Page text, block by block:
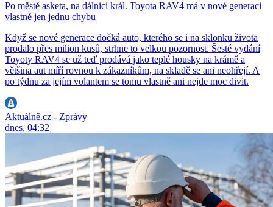
Po městě asketa, na dálnici král. Toyota RAV4 má v nové generaci
vlastně jen jednu chybu
Když se nové generace dočká auto, kterého se i na sklonku života
prodalo přes milion kusů, strhne to velkou pozornost. Šesté vydání
Toyoty RAV4 se už teď prodává jako teplé housky na krámě a
většina aut míří rovnou k zákazníkům, na skladě se ani neohřejí. A
po týdnu za jejím volantem se tomu vlastně ani nejde moc divit.
Aktuálně.cz - Zprávy
dnes, 04:32